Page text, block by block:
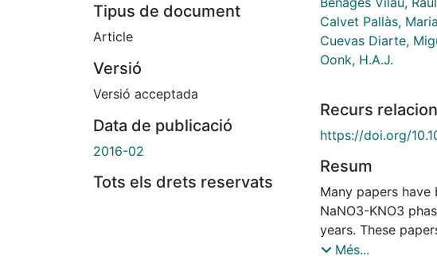
Tipus de document
Article
Versió
Versió acceptada
Data de publicació
2016-02
Tots els drets reservats
Calvet Pallàs,
Cuevas Diarte,
Oonk, H.A.J.
Recurs
https://doi.org/
Resum
Many papers
NaNO3-KNO3
years. These
liquid equilibrium
Més...